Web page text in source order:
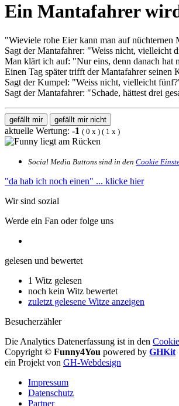
Ein Mantafahrer
"Wieviele rohe Eier kann man auf nüchternen
Sagt der Mantafahrer: "Weiss nicht, vielleicht
Man klärt ich auf: "Nur eins, denn danach hat
Einen Tag später trifft der Mantafahrer
Sagt der Kumpel: "Weiss nicht, vielleicht
Sagt der Mantafahrer: "Schade, hättest drei
gefällt mir gefällt mir nicht
aktuelle Wertung: -1 ( 0 x ) ( 1 x )
Social Media Buttons sind in den Cookie
"da hab ich noch einen" ... klicke hier
Wir sind sozial
Werde ein Fan oder folge uns
gelesen und bewertet
1 Witz gelesen
noch kein Witz bewertet
zuletzt gelesene Witze anzeigen
Besucherzähler
Die Analytics Datenerfassung ist in den
Copyright © Funny4You powered by GHKit
ein Projekt von GH-Webdesign
Impressum
Datenschutz
Partner